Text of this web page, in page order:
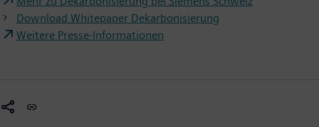
Download Whitepaper Dekarbonisierung
Weitere Presse-Informationen